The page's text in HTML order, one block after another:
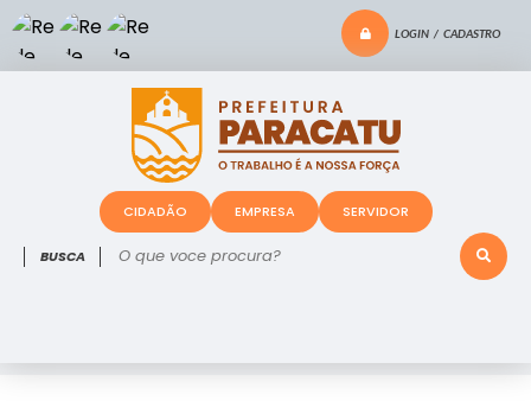
LOGIN / CADASTRO
O que voce procura?
CIDADÃO EMPRESA SERVIDOR